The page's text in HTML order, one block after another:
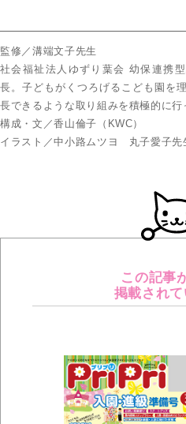
監修／溝端文子先生
社会福祉法人ゆずり葉会 幼保連携
長。子どもがくつろげるこども園を
長できるような取り組みを積極的に行
構成・文／香山倫子（KWC）
イラスト／中小路ムツヨ 丸子愛子先
この記事
掲載され